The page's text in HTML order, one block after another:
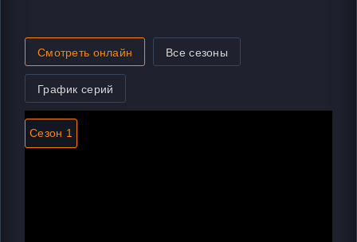
Смотреть онлайн Все сезоны
График серий
Сезон 1